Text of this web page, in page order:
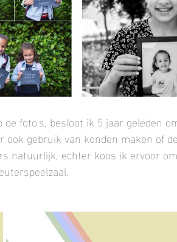
foto's, besloot ik 5 jaar geleden
gebruik van konden maken of
natuurlijk, echter koos ik ervoor